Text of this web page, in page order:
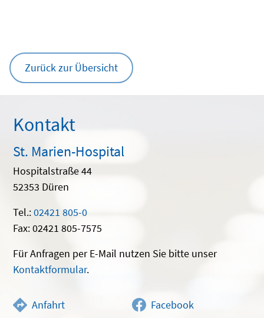
Zurück zur Übersicht
Kontakt
St. Marien-Hospital
Hospitalstraße 44
52353 Düren
Tel.:02421 805-0
Fax: 02421 805-7575
Für Anfragen per E-Mail nutzen Sie bitte unser
Kontaktformular.
Anfahrt Facebook